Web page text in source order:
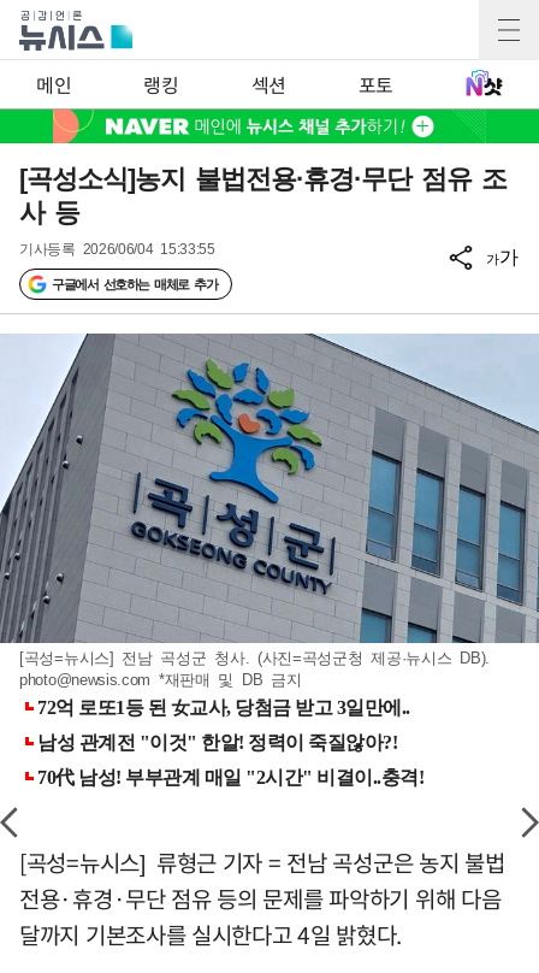
메인 랭킹 섹션 포토
[곡성소식]농지 불법전용·휴경·무단 점유 조
사 등
기사등록 2026/06/04 15:33:55
구글에서 선호하는 매체로 추가
가가
[곡성=뉴시스] 전남 곡성군 청사. (사진=곡성군청 제공·뉴시스 DB).
photo@newsis.com *재판매 및 DB 금지
[곡성=뉴시스] 류형근 기자 = 전남 곡성군은 농지 불법
전용·휴경·무단 점유 등의 문제를 파악하기 위해 다음
달까지 기본조사를 실시한다고 4일 밝혔다.